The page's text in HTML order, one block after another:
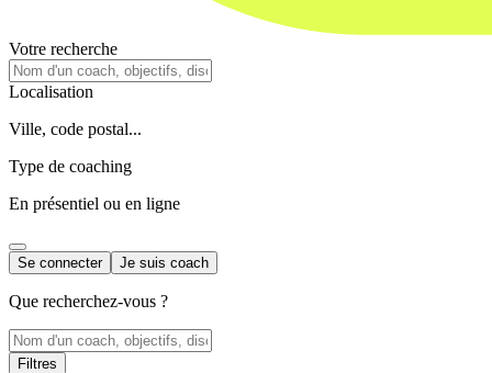
Votre recherche
Localisation
Ville, code postal...
Type de coaching
En présentiel ou en ligne
Se connecter Je suis coach
Que recherchez-vous ?
Filtres